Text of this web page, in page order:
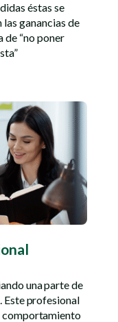
éstas se
las ganancias de
de “no poner
una parte de
Este profesional
comportamiento